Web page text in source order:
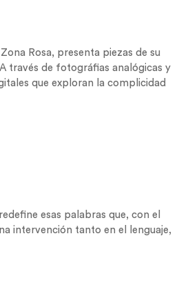
Rosa, presenta piezas de su
través de fotográfias analógicas y
que exploran la complicidad
esas palabras que, con el
intervención tanto en el lenguaje,